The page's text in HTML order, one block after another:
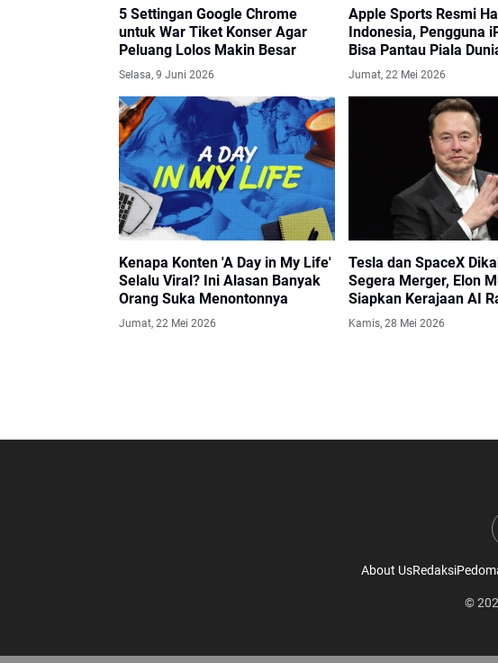
5 Settingan Google Chrome
untuk War Tiket Konser Agar
Peluang Lolos Makin Besar
Selasa, 9 Juni 2026
Apple Sports Resmi
Indonesia, Pengguna
Bisa Pantau Piala
Secara Real Time
Jumat, 22 Mei 2026
Kenapa Konten 'A Day in My Life'
Selalu Viral? Ini Alasan Banyak
Orang Suka Menontonnya
Jumat, 22 Mei 2026
Tesla dan SpaceX
Segera Merger, Elon
Siapkan Kerajaan AI
Kamis, 28 Mei 2026
About UsRedaksi
©